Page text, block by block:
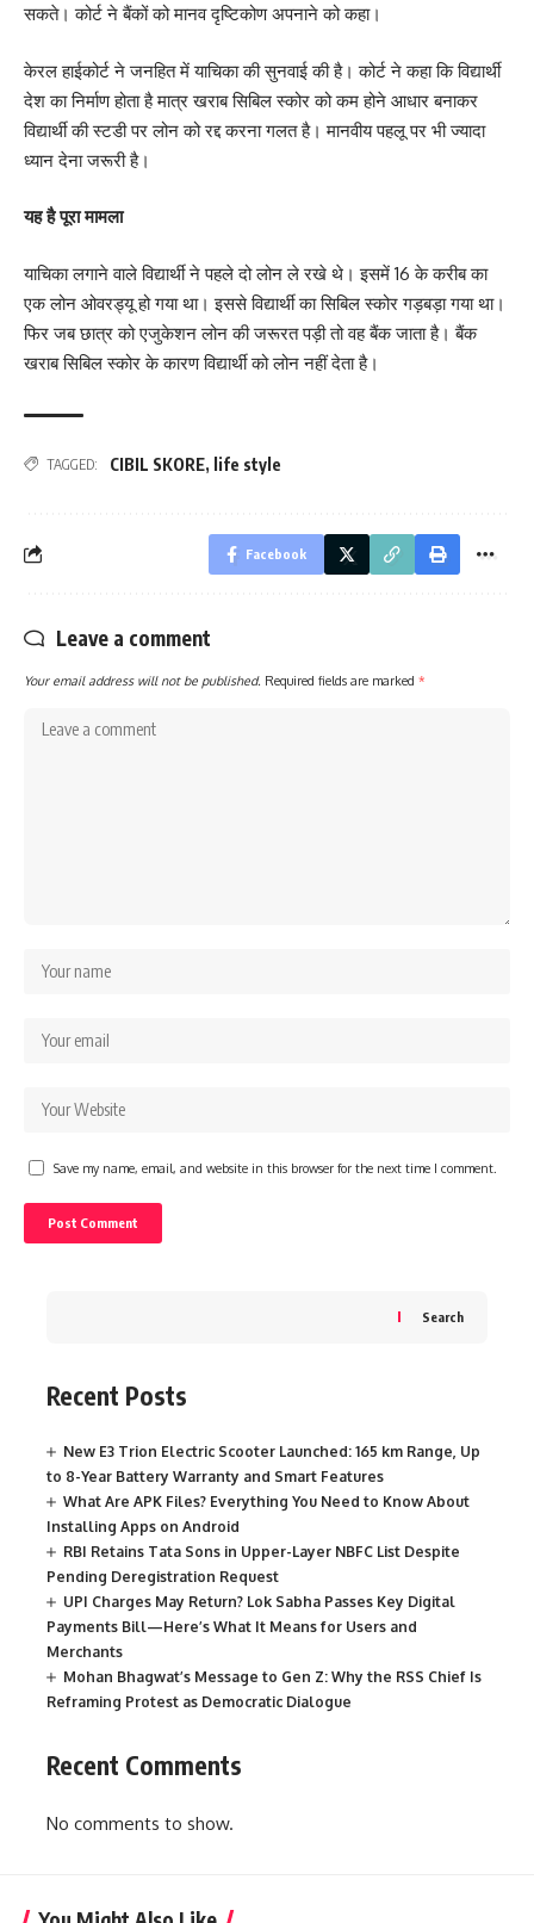
सकते। कोर्ट ने बैंकों को मानव दृष्टिकोण अपनाने को कहा।
केरल हाईकोर्ट ने जनहित में याचिका की सुनवाई की है। कोर्ट ने कहा कि विद्यार्थी
देश का निर्माण होता है मात्र खराब सिबिल स्कोर को कम होने आधार बनाकर
विद्यार्थी की स्टडी पर लोन को रद्द करना गलत है। मानवीय पहलू पर भी ज्यादा
ध्यान देना जरूरी है।
यह है पूरा मामला
याचिका लगाने वाले विद्यार्थी ने पहले दो लोन ले रखे थे। इसमें 16 के करीब का
एक लोन ओवरड्यू हो गया था। इससे विद्यार्थी का सिबिल स्कोर गड़बड़ा गया था।
फिर जब छात्र को एजुकेशन लोन की जरूरत पड़ी तो वह बैंक जाता है। बैंक
खराब सिबिल स्कोर के कारण विद्यार्थी को लोन नहीं देता है।
TAGGED: CIBIL SKORE, life style
Facebook
Leave a comment
Your email address will not be published. Required fields are marked *
Save my name, email, and website in this browser for the next time I comment.
Search
Recent Posts
New E3 Trion Electric Scooter Launched: 165 km Range, Up
to 8-Year Battery Warranty and Smart Features
What Are APK Files? Everything You Need to Know About
Installing Apps on Android
RBI Retains Tata Sons in Upper-Layer NBFC List Despite
Pending Deregistration Request
UPI Charges May Return? Lok Sabha Passes Key Digital
Payments Bill—Here’s What It Means for Users and
Merchants
Mohan Bhagwat’s Message to Gen Z: Why the RSS Chief Is
Reframing Protest as Democratic Dialogue
Recent Comments
No comments to show.